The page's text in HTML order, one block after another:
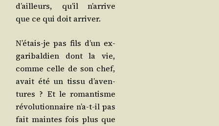
d’ailleurs, qu’il n’ar­rive
que ce qui doit arriver.
N’é­tais-je pas fils d’un ex-
gari­bal­dien dont la vie,
comme celle de son chef,
avait été un tis­su d’a­ven­
tures ? Et le roman­tisme
révo­lu­tion­naire n’a-t-il pas
fait maintes fois plus que